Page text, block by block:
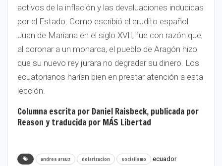
activos de la inflación y las devaluaciones inducidas
por el Estado. Como escribió el erudito español
Juan de Mariana en el siglo XVII, fue con razón que,
al coronar a un monarca, el pueblo de Aragón hizo
que su nuevo rey jurara no degradar su dinero. Los
ecuatorianos harían bien en prestar atención a esta
lección.
Columna escrita por Daniel Raisbeck, publicada por
Reason y traducida por MÁS Libertad
andres arauz dolarizacion ecuador
socialismo